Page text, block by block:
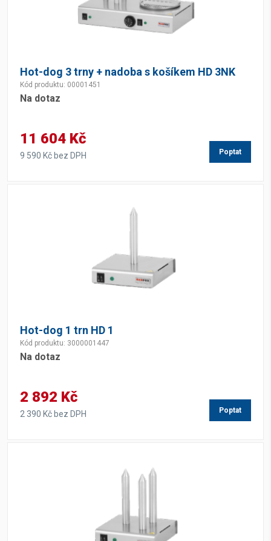
Hot-dog 3 trny + nadoba s košíkem HD 3NK
Kód produktu: 00001451
Na dotaz
11 604 Kč
9 590 Kč bez DPH Poptat
Hot-dog 1 trn HD 1
Kód produktu: 3000001447
Na dotaz
2 892 Kč
2 390 Kč bez DPH Poptat